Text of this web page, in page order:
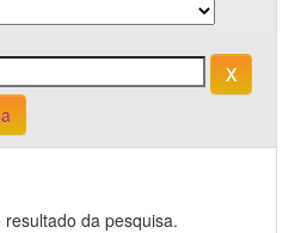
da pesquisa.